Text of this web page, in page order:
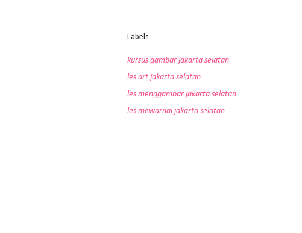
Labels
kursus gambar jakarta selatan
les art jakarta selatan
les menggambar jakarta selatan
les mewarnai jakarta selatan